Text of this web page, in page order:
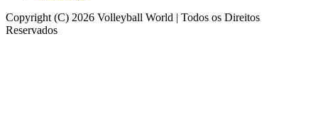
Copyright (C) 2026 Volleyball World | Todos os Direitos
Reservados